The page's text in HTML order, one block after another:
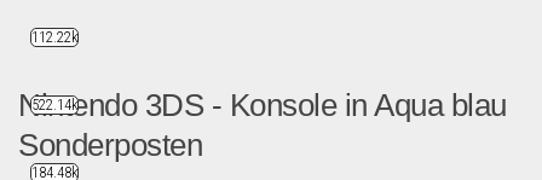
Nintendo 3DS - Konsole in Aqua blau
Sonderposten
112.22k
522.14k
184.48k